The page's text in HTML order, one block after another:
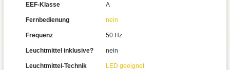
EEF-Klasse A
Fernbedienung nein
Frequenz 50 Hz
Leuchtmittel inklusive? nein
Leuchtmittel-Technik LED geeignet